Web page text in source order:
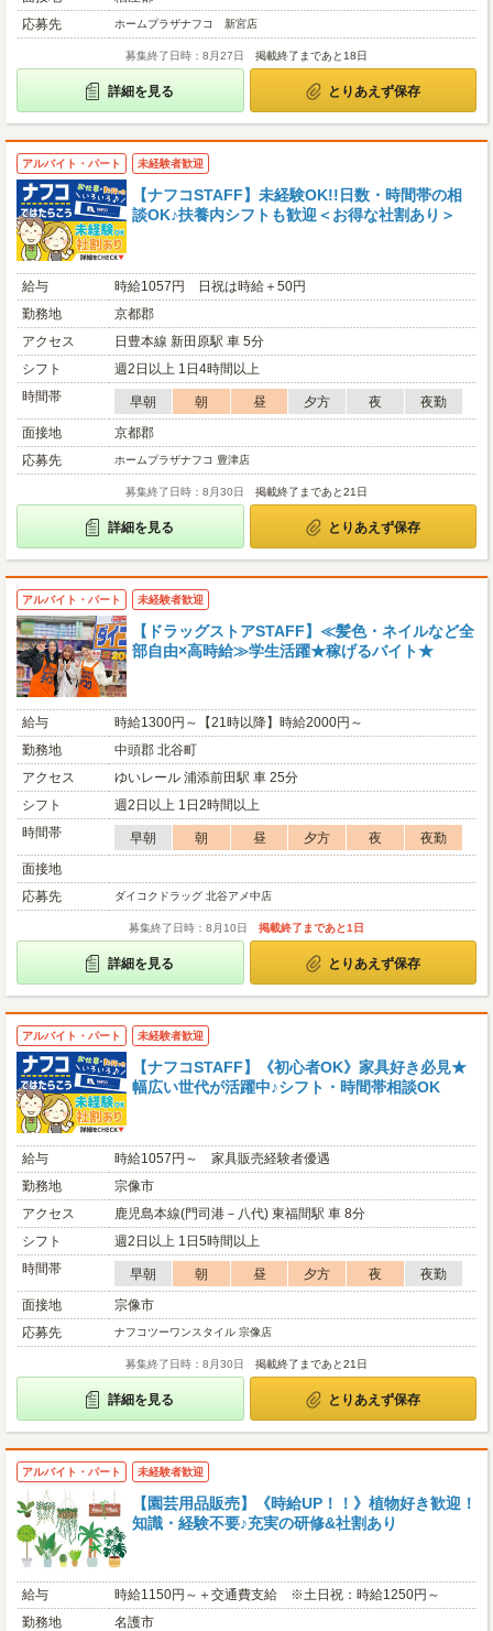
応募先
ホームプラザナフコ 新宮店
募集終了日時：8月27日 掲載終了まであと18日
詳細を見る とりあえず保存
アルバイト・パート 未経験者歓迎
【ナフコSTAFF】未経験OK!!日数・時間帯の相
談OK♪扶養内シフトも歓迎＜お得な社割あり＞
給与
時給1057円 日祝は時給＋50円
勤務地
京都郡
アクセス
日豊本線 新田原駅 車 5分
シフト
週2日以上 1日4時間以上
時間帯
早朝 朝 昼 夕方 夜
夜勤
面接地
京都郡
応募先
ホームプラザナフコ 豊津店
募集終了日時：8月30日 掲載終了まであと21日
詳細を見る とりあえず保存
アルバイト・パート 未経験者歓迎
【ドラッグストアSTAFF】≪髪色・ネイルなど全
部自由×高時給≫学生活躍★稼げるバイト★
給与
時給1300円～【21時以降】時給2000円～
勤務地
中頭郡 北谷町
アクセス
ゆいレール 浦添前田駅 車 25分
シフト
週2日以上 1日2時間以上
時間帯
早朝 朝 昼 夕方 夜
夜勤
面接地
応募先
ダイコクドラッグ 北谷アメ中店
募集終了日時：8月10日 掲載終了まであと1日
詳細を見る とりあえず保存
アルバイト・パート 未経験者歓迎
【ナフコSTAFF】《初心者OK》家具好き必見★
幅広い世代が活躍中♪シフト・時間帯相談OK
給与
時給1057円～ 家具販売経験者優遇
勤務地
宗像市
アクセス
鹿児島本線(門司港－八代) 東福間駅 車 8分
シフト
週2日以上 1日5時間以上
時間帯
早朝 朝 昼 夕方 夜
夜勤
面接地
宗像市
応募先
ナフコツーワンスタイル 宗像店
募集終了日時：8月30日 掲載終了まであと21日
詳細を見る とりあえず保存
アルバイト・パート 未経験者歓迎
【園芸用品販売】《時給UP！！》植物好き歓迎！
知識・経験不要♪充実の研修&社割あり
給与
時給1150円～＋交通費支給 ※土日祝：時給1250円～
勤務地
名護市